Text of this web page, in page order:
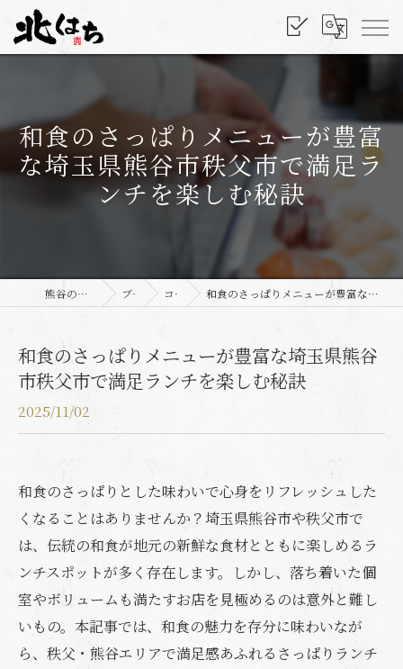
和食のさっぱりメニューが豊富
な埼玉県熊谷市秩父市で満足ラ
ンチを楽しむ秘訣
熊谷の和食なら北はち ブログ コラム 和食のさっぱりメニューが豊富な埼玉県熊谷市秩父市で満足ランチを楽しむ秘訣
和食のさっぱりメニューが豊富な埼玉県熊谷
市秩父市で満足ランチを楽しむ秘訣
2025/11/02
和食のさっぱりとした味わいで心身をリフレッシュした
くなることはありませんか？埼玉県熊谷市や秩父市で
は、伝統の和食が地元の新鮮な食材とともに楽しめるラ
ンチスポットが多く存在します。しかし、落ち着いた個
室やボリュームも満たすお店を見極めるのは意外と難し
いもの。本記事では、和食の魅力を存分に味わいなが
ら、秩父・熊谷エリアで満足感あふれるさっぱりランチ